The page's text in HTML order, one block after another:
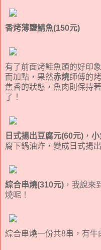
香烤薄鹽鯖魚(150元)
有了前面烤鮭魚頭的好印象
而加點，果然赤燒師傅的
焦香的狀態，魚肉則保持
了！
日式揚出豆腐元(60元) ， 小
腐下鍋油炸，變成日式揚
綜合串燒(310元) ，我說來
燒呢！
綜合串燒一份共8串，有牛